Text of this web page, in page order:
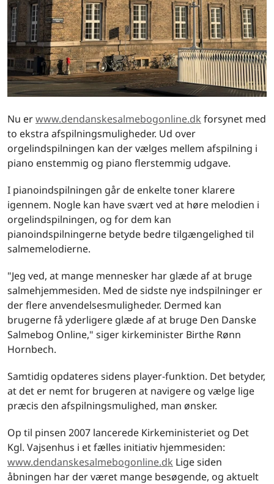
Nu erwww.dendanskesalmebogonline.dk forsynet med
to ekstra afspilningsmuligheder. Ud over
orgelindspilningen kan der vælges mellem afspilning i
piano enstemmig og piano flerstemmig udgave.
I pianoindspilningen går de enkelte toner klarere
igennem. Nogle kan have svært ved at høre melodien i
orgelindspilningen, og for dem kan
pianoindspilningerne betyde bedre tilgængelighed til
salmemelodierne.
"Jeg ved, at mange mennesker har glæde af at bruge
salmehjemmesiden. Med de sidste nye indspilninger er
der flere anvendelsesmuligheder. Dermed kan
brugerne få yderligere glæde af at bruge Den Danske
Salmebog Online," siger kirkeminister Birthe Rønn
Hornbech.
Samtidig opdateres sidens player-funktion. Det betyder,
at det er nemt for brugeren at navigere og vælge lige
præcis den afspilningsmulighed, man ønsker.
Op til pinsen 2007 lancerede Kirkeministeriet og Det
Kgl. Vajsenhus i et fælles initiativ hjemmesiden:
www.dendanskesalmebogonline.dk Lige siden
åbningen har der været mange besøgende, og aktuelt